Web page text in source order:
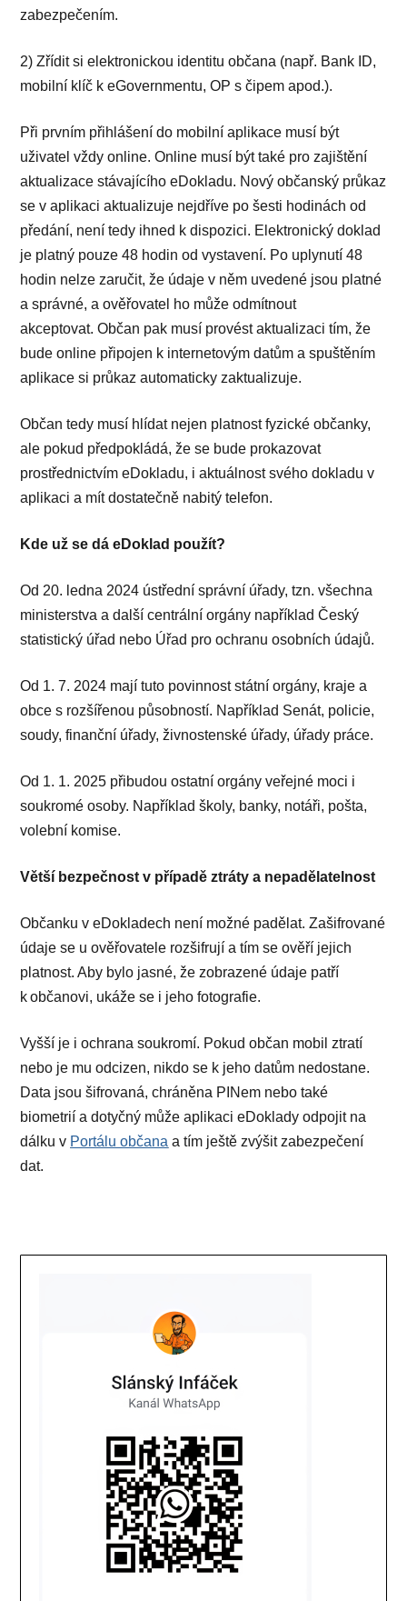
zabezpečením.
2) Zřídit si elektronickou identitu občana (např. Bank ID,
mobilní klíč k eGovernmentu, OP s čipem apod.).
Při prvním přihlášení do mobilní aplikace musí být
uživatel vždy online. Online musí být také pro zajištění
aktualizace stávajícího eDokladu. Nový občanský průkaz
se v aplikaci aktualizuje nejdříve po šesti hodinách od
předání, není tedy ihned k dispozici. Elektronický doklad
je platný pouze 48 hodin od vystavení. Po uplynutí 48
hodin nelze zaručit, že údaje v něm uvedené jsou platné
a správné, a ověřovatel ho může odmítnout
akceptovat. Občan pak musí provést aktualizaci tím, že
bude online připojen k internetovým datům a spuštěním
aplikace si průkaz automaticky zaktualizuje.
Občan tedy musí hlídat nejen platnost fyzické občanky,
ale pokud předpokládá, že se bude prokazovat
prostřednictvím eDokladu, i aktuálnost svého dokladu v
aplikaci a mít dostatečně nabitý telefon.
Kde už se dá eDoklad použít?
Od 20. ledna 2024 ústřední správní úřady, tzn. všechna
ministerstva a další centrální orgány například Český
statistický úřad nebo Úřad pro ochranu osobních údajů.
Od 1. 7. 2024 mají tuto povinnost státní orgány, kraje a
obce s rozšířenou působností. Například Senát, policie,
soudy, finanční úřady, živnostenské úřady, úřady práce.
Od 1. 1. 2025 přibudou ostatní orgány veřejné moci i
soukromé osoby. Například školy, banky, notáři, pošta,
volební komise.
Větší bezpečnost v případě ztráty a nepadělatelnost
Občanku v eDokladech není možné padělat. Zašifrované
údaje se u ověřovatele rozšifrují a tím se ověří jejich
platnost. Aby bylo jasné, že zobrazené údaje patří
k občanovi, ukáže se i jeho fotografie.
Vyšší je i ochrana soukromí. Pokud občan mobil ztratí
nebo je mu odcizen, nikdo se k jeho datům nedostane.
Data jsou šifrovaná, chráněna PINem nebo také
biometrií a dotyčný může aplikaci eDoklady odpojit na
dálku v Portálu občana a tím ještě zvýšit zabezpečení
dat.